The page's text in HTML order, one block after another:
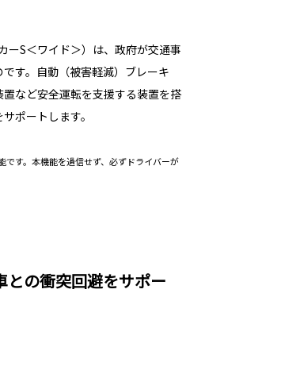
ーS＜ワイド＞）は、政府が交通事
す。自動（被害軽減）ブレーキ
置など安全運転を支援する装置を搭
ポートします。
す。本機能を過信せず、必ずドライバーが
との衝突回避をサポー